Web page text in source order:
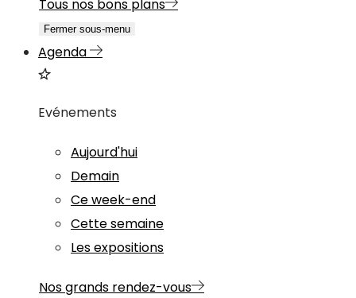
Tous nos bons plans
Fermer sous-menu
Agenda
Evénements
Aujourd'hui
Demain
Ce week-end
Cette semaine
Les expositions
Nos grands rendez-vous